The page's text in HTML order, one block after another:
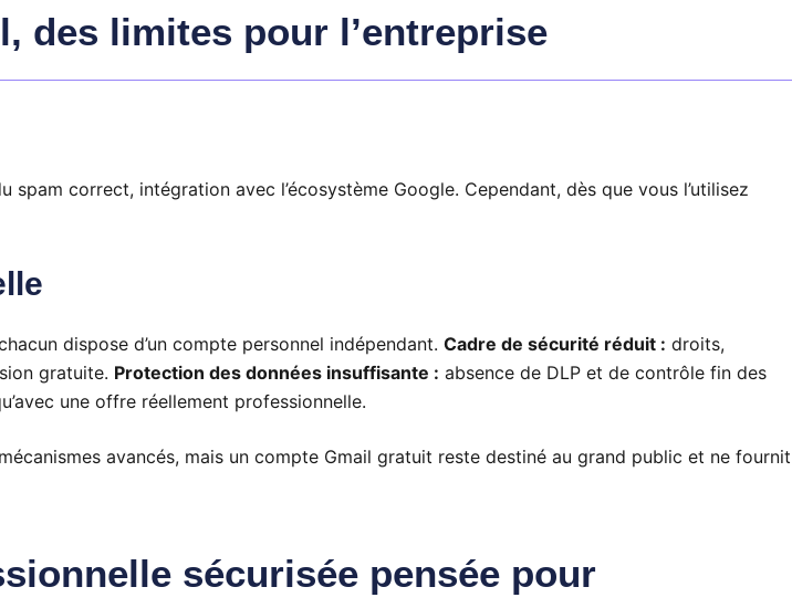
des limites pour l’entreprise
correct, intégration avec l’écosystème Google. Cependant, dès que vous l’utilisez
dispose d’un compte personnel indépendant. Cadre de sécurité réduit : droits,
gratuite. Protection des données insuffisante : absence de DLP et de contrôle fin des
une offre réellement professionnelle.
avancés, mais un compte Gmail gratuit reste destiné au grand public et ne fournit
sécurisée pensée pour